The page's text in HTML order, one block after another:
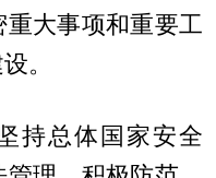
大事项和重要工
。
持总体国家安全